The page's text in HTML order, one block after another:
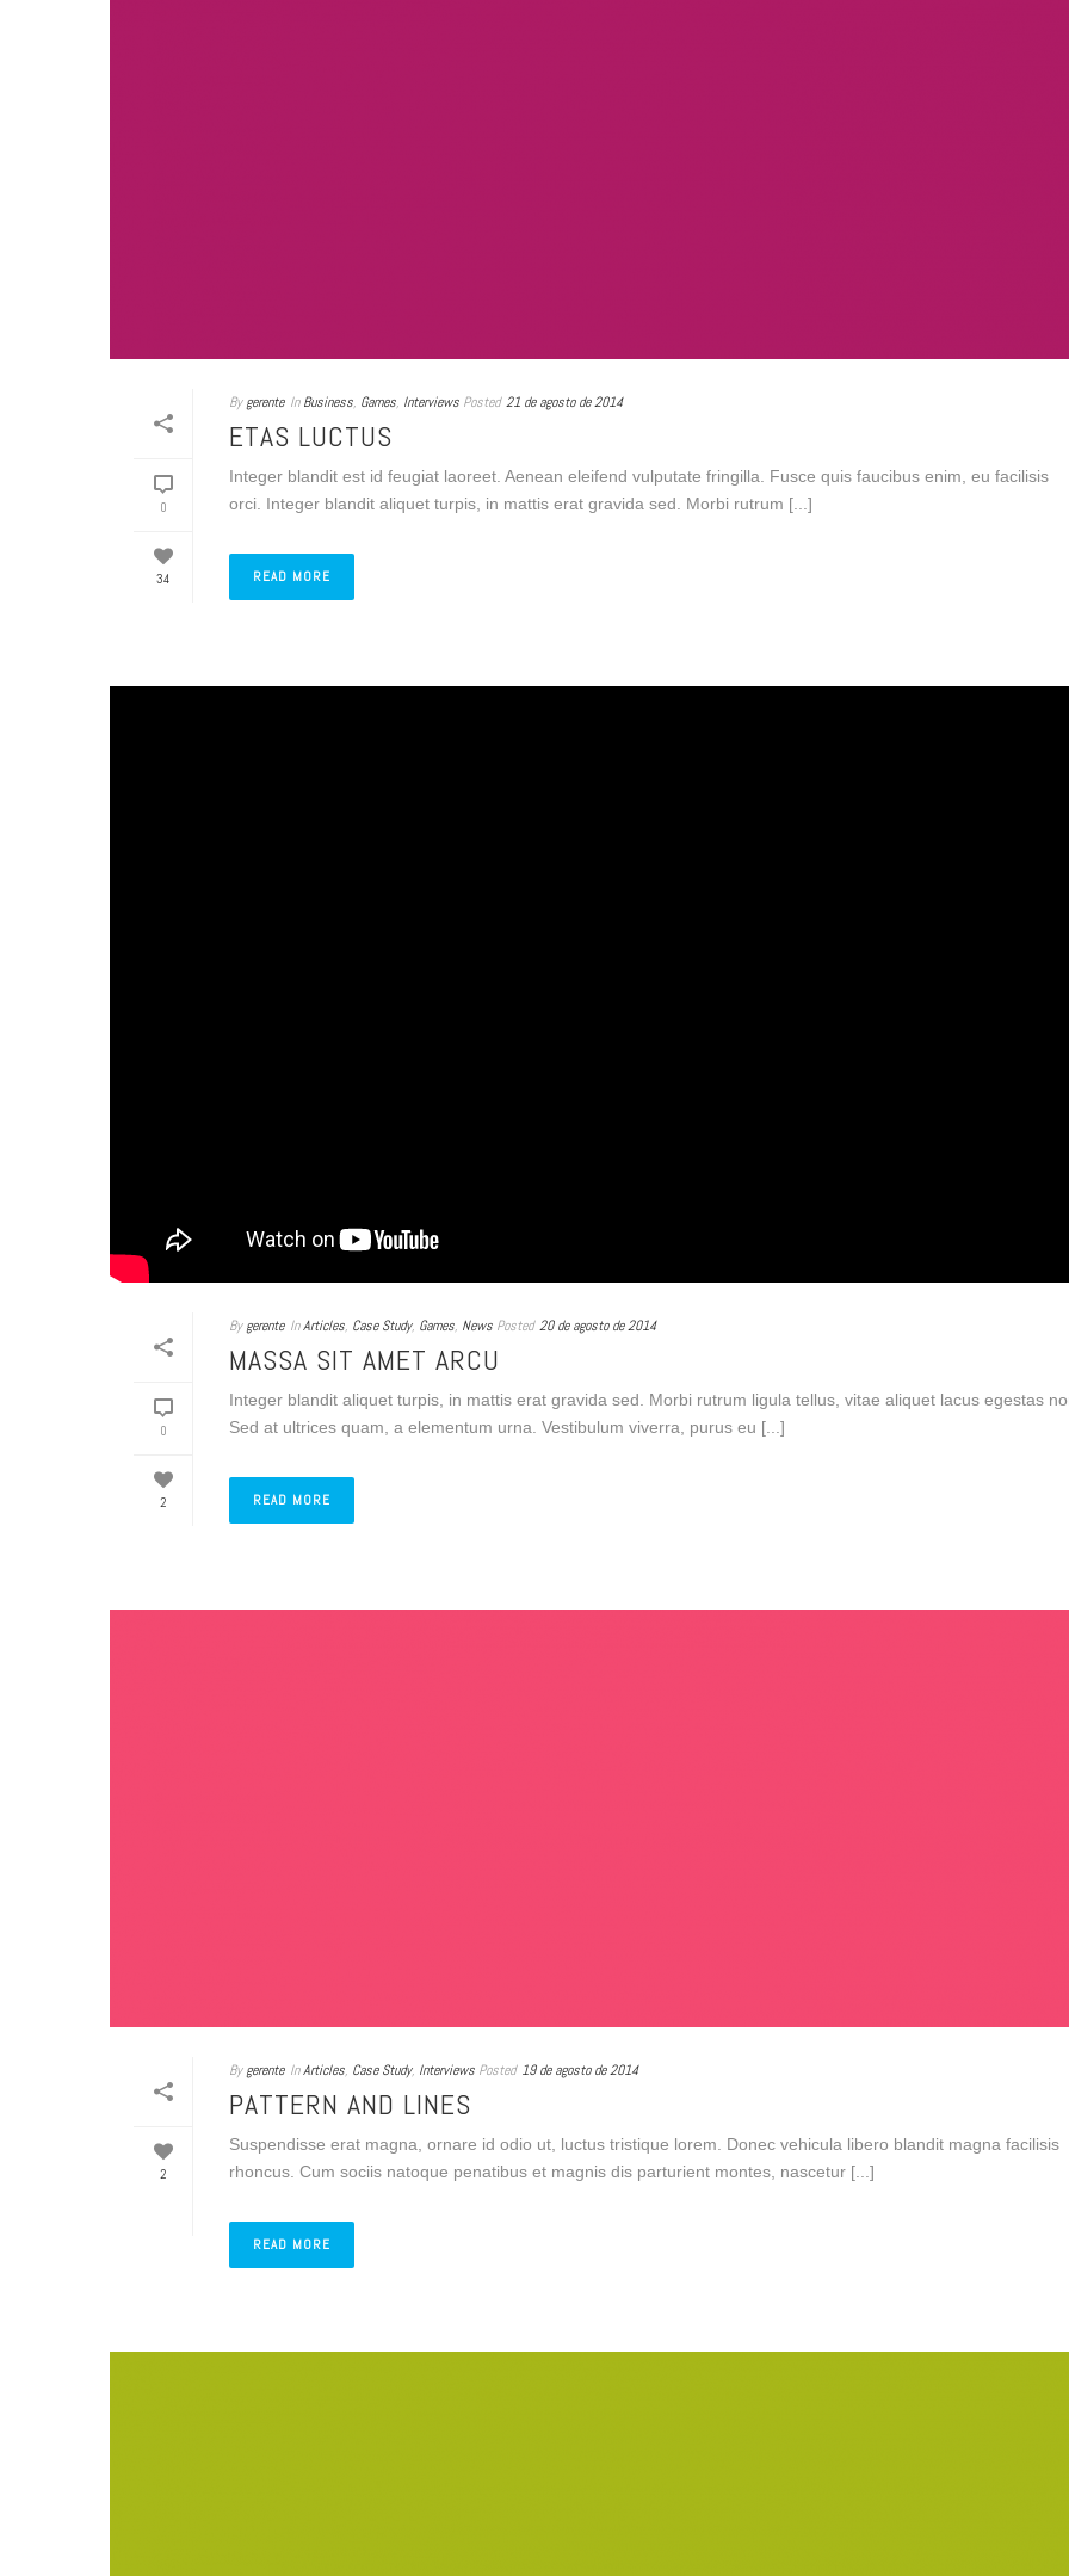
0
34
Bygerente InBusiness, Games, Interviews Posted 21 de agosto de 2014
ETAS LUCTUS
Integer blandit est id feugiat laoreet. Aenean eleifend vulputate fringilla. Fusce quis faucibus enim, eu facilisis
orci. Integer blandit aliquet turpis, in mattis erat gravida sed. Morbi rutrum [...]
READ MORE
0
2
Bygerente InArticles, Case Study, Games, News Posted 20 de agosto de 2014
MASSA SIT AMET ARCU
Integer blandit aliquet turpis, in mattis erat gravida sed. Morbi rutrum ligula tellus, vitae aliquet lacus egestas
Sed at ultrices quam, a elementum urna. Vestibulum viverra, purus eu [...]
READ MORE
2
Bygerente InArticles, Case Study, Interviews Posted 19 de agosto de 2014
PATTERN AND LINES
Suspendisse erat magna, ornare id odio ut, luctus tristique lorem. Donec vehicula libero blandit magna facilisis
rhoncus. Cum sociis natoque penatibus et magnis dis parturient montes, nascetur [...]
READ MORE